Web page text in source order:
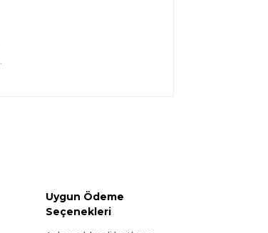
Uygun Ödeme
Seçenekleri